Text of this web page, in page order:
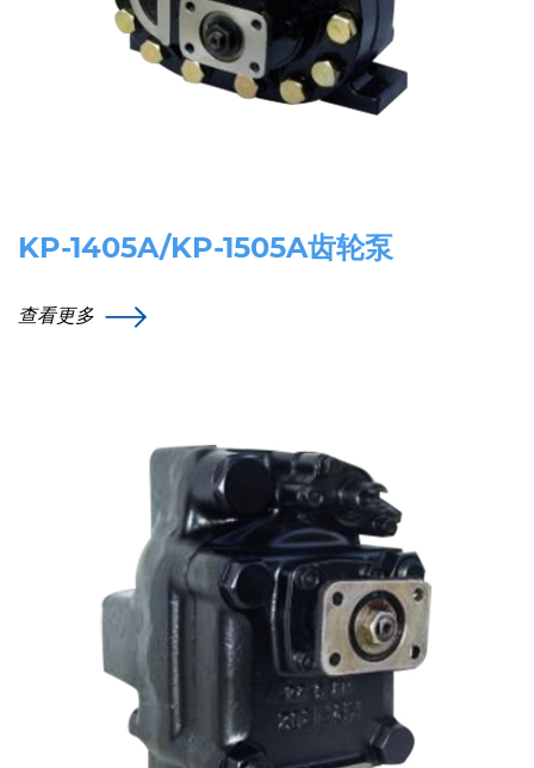
KP-1405A/KP-1505A齿轮泵
查看更多